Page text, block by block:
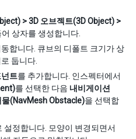
> 3D 오브젝트(3D Object) >
상자를 생성합니다.
합니다. 큐브의 디폴트 크기가 상
둡니다.
트를 추가합니다. 인스펙터에서
를 선택한 다음 내비게이션
(NavMesh Obstacle)을 선택합
설정합니다. 모양이 변경되면서